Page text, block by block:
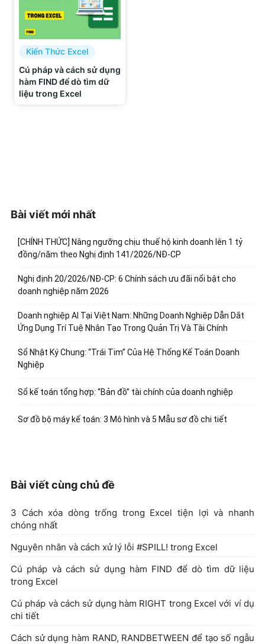
Kiến Thức Excel
Cú pháp và cách sử dụng
hàm FIND để dò tìm dữ
liệu trong Excel
Bài viết mới nhất
[CHÍNH THỨC] Nâng ngưỡng chịu thuế hộ kinh doanh lên 1 tỷ
đồng/năm theo Nghị định 141/2026/NĐ-CP
Nghị định 20/2026/NĐ-CP: 6 Chính sách ưu đãi nổi bật cho
doanh nghiệp năm 2026
Doanh nghiệp AI Tại Việt Nam: Những Doanh Nghiệp Dẫn Dắt
Ứng Dụng Trí Tuệ Nhân Tạo Trong Quản Trị Và Tài Chính
Sổ Nhật Ký Chung: “Trái Tim” Của Hệ Thống Kế Toán Doanh
Nghiệp
Sổ kế toán tổng hợp: “Bản đồ” tài chính của doanh nghiệp
Sơ đồ bộ máy kế toán: 3 Mô hình và 5 Mẫu sơ đồ chi tiết
Bài viết cùng chủ đề
3 Cách xóa dòng trống trong Excel tiện lợi và nhanh
chóng nhất
Nguyên nhân và cách xử lý lỗi #SPILL! trong Excel
Cú pháp và cách sử dụng hàm FIND để dò tìm dữ liệu
trong Excel
Cú pháp và cách sử dụng hàm RIGHT trong Excel với ví dụ
chi tiết
Cách sử dụng hàm RAND, RANDBETWEEN để tạo số ngẫu